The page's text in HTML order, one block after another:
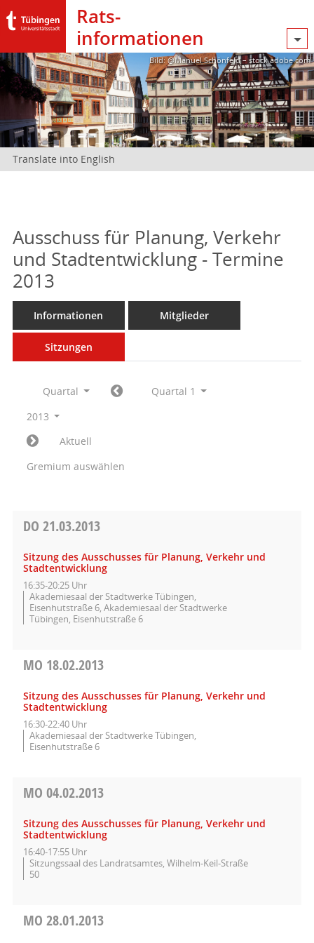
Rats­
informationen
Bild: @Manuel Schönfeld – stock.adobe.com
Translate into English
Ausschuss für Planung, Verkehr
und Stadtentwicklung - Termine
2013
Informationen Mitglieder
Sitzungen
Quartal
Quartal 1
2013
Aktuell
Gremium auswählen
DO 21.03.2013
Sitzung des Ausschusses für Planung, Verkehr und
Stadtentwicklung
16:35-20:25 Uhr
Akademiesaal der Stadtwerke Tübingen,
Eisenhutstraße 6, Akademiesaal der Stadtwerke
Tübingen, Eisenhutstraße 6
MO 18.02.2013
Sitzung des Ausschusses für Planung, Verkehr und
Stadtentwicklung
16:30-22:40 Uhr
Akademiesaal der Stadtwerke Tübingen,
Eisenhutstraße 6
MO 04.02.2013
Sitzung des Ausschusses für Planung, Verkehr und
Stadtentwicklung
16:40-17:55 Uhr
Sitzungssaal des Landratsamtes, Wilhelm-Keil-Straße
50
MO 28.01.2013